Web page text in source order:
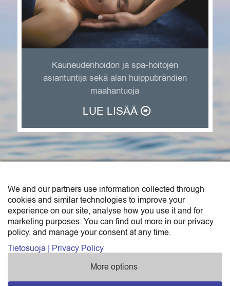
Kauneudenhoidon ja spa-hoitojen
asiantuntija sekä alan huippubrändien
maahantuoja
LUE LISÄÄ
SAGA TRADE FINLAND OY
Saga Trade Finland Oy on Sunborn-konsernin
maahantuonti- ja tukkukauppayksikkö.
Katso yhteystiedot »
We and our partners use information collected through
cookies and similar technologies to improve your
experience on our site, analyse how you use it and for
marketing purposes. You can find out more in our privacy
policy, and manage your consent at any time.
Tietosuoja | Privacy Policy
More options